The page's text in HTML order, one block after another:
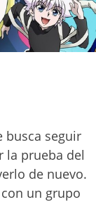
busca seguir
la prueba del
de nuevo.
un grupo